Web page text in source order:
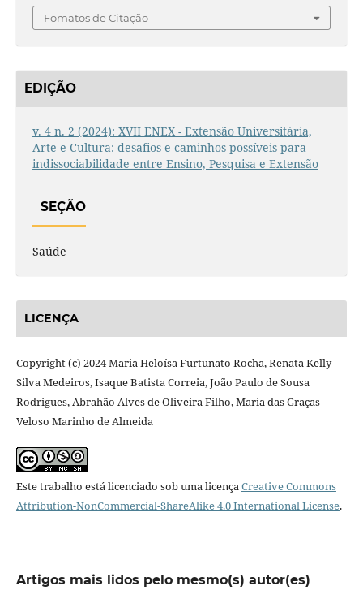
Fomatos de Citação
EDIÇÃO
v. 4 n. 2 (2024): XVII ENEX - Extensão Universitária,
Arte e Cultura: desafios e caminhos possíveis para
indissociabilidade entre Ensino, Pesquisa e Extensão
SEÇÃO
Saúde
LICENÇA
Copyright (c) 2024 Maria Heloísa Furtunato Rocha, Renata Kelly
Silva Medeiros, Isaque Batista Correia, João Paulo de Sousa
Rodrigues, Abrahão Alves de Oliveira Filho, Maria das Graças
Veloso Marinho de Almeida
Este trabalho está licenciado sob uma licençaCreative Commons
Attribution-NonCommercial-ShareAlike 4.0 International License.
Artigos mais lidos pelo mesmo(s) autor(es)